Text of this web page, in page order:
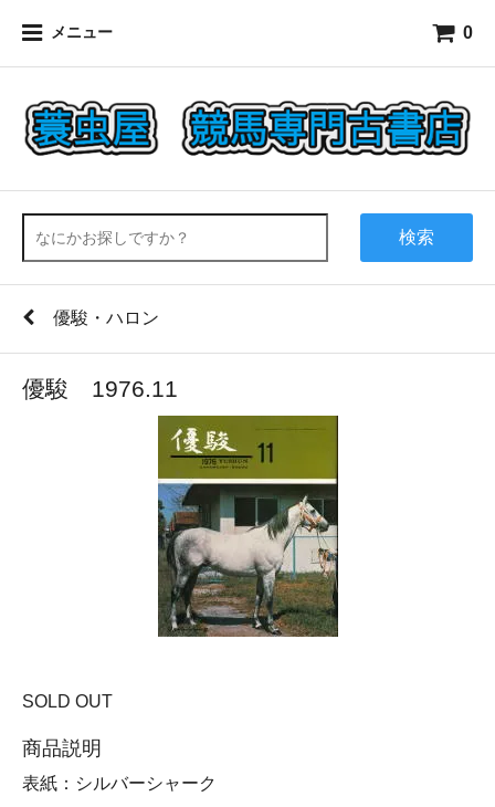
メニュー 0
検索
優駿・ハロン
優駿 1976.11
SOLD OUT
商品説明
表紙：シルバーシャーク